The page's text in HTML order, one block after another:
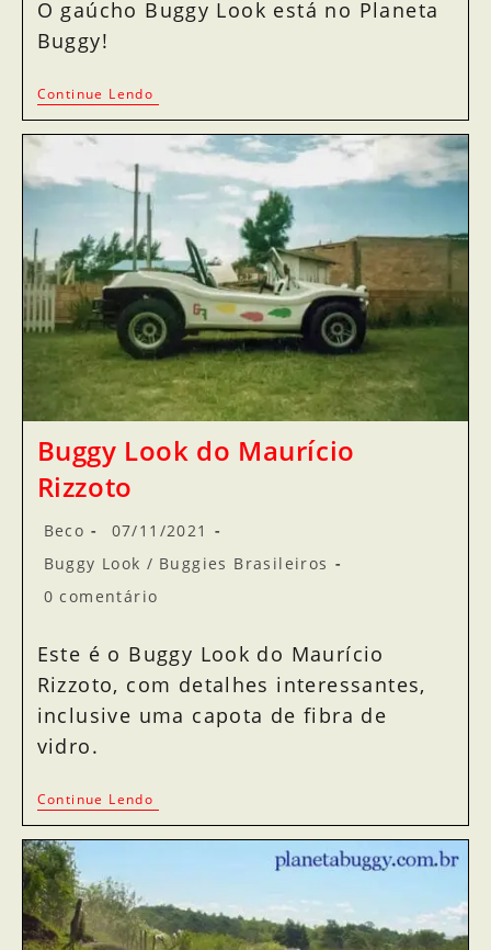
O gaúcho Buggy Look está no Planeta
Buggy!
Continue Lendo
Buggy Look do Maurício
Rizzoto
Beco
07/11/2021
Buggy Look / Buggies Brasileiros
0 comentário
Este é o Buggy Look do Maurício
Rizzoto, com detalhes interessantes,
inclusive uma capota de fibra de
vidro.
Continue Lendo